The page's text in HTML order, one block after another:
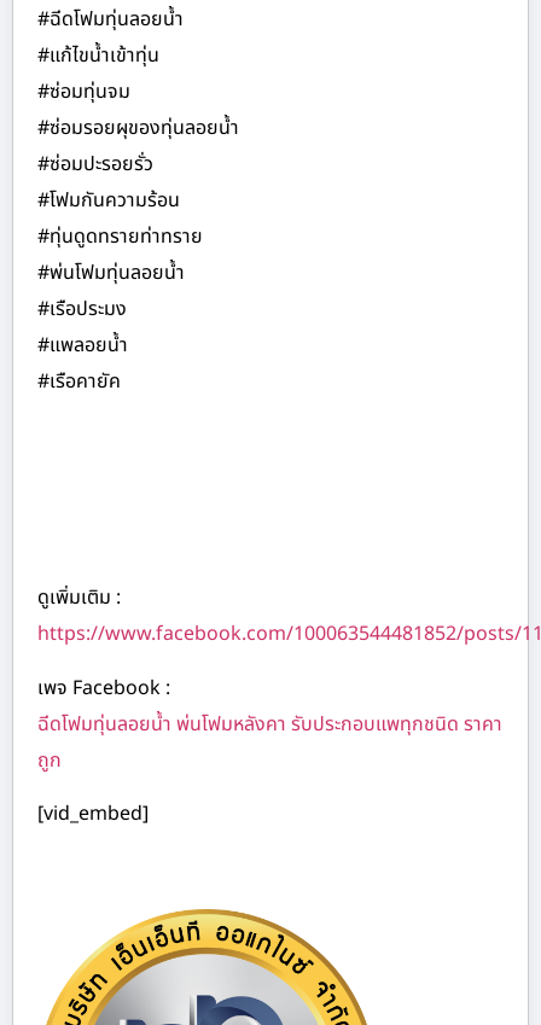
#ฉีดโฟมทุ่นลอยน้ำ
#แก้ไขน้ำเข้าทุ่น
#ซ่อมทุ่นจม
#ซ่อมรอยผุของทุ่นลอยน้ำ
#ซ่อมปะรอยรั่ว
#โฟมกันความร้อน
#ทุ่นดูดทรายท่าทราย
#พ่นโฟมทุ่นลอยน้ำ
#เรือประมง
#แพลอยน้ำ
#เรือคายัค
ดูเพิ่มเติม :
https://www.facebook.com/100063544481852/posts/
เพจ Facebook :
ฉีดโฟมทุ่นลอยน้ำ พ่นโฟมหลังคา รับประกอบแพทุกชนิด ราคา
ถูก
[vid_embed]